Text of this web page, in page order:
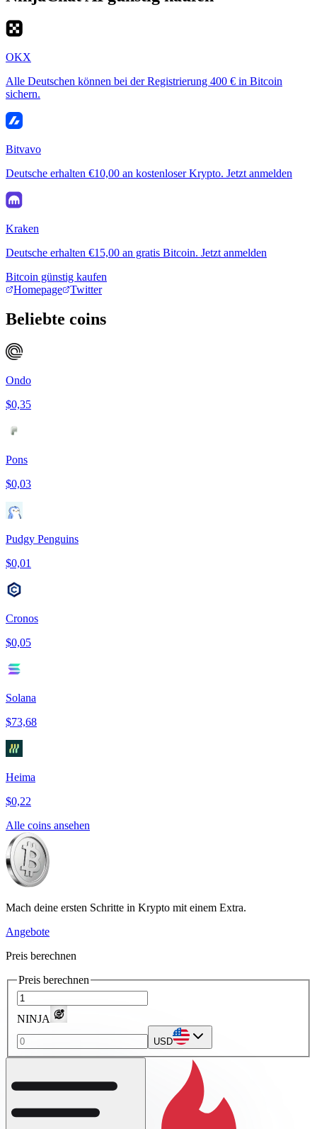
OKX
Alle Deutschen können bei der Registrierung 400 € in Bitcoin
sichern.
Bitvavo
Deutsche erhalten €10,00 an kostenloser Krypto. Jetzt anmelden
Kraken
Deutsche erhalten €15,00 an gratis Bitcoin. Jetzt anmelden
Bitcoin günstig kaufen
Homepage
Twitter
Beliebte coins
Ondo
$0,35
Pons
$0,03
Pudgy Penguins
$0,01
Cronos
$0,05
Solana
$73,68
Heima
$0,22
Alle coins ansehen
Mach deine ersten Schritte in Krypto mit einem Extra.
Angebote
Preis berechnen
Preis berechnen
NINJA
USD